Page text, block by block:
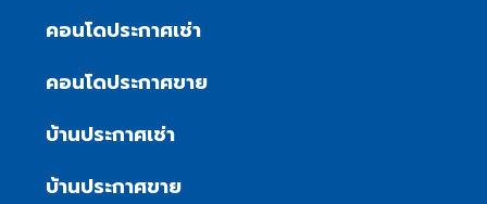
คอนโดประกาศเช่า
คอนโดประกาศขาย
บ้านประกาศเช่า
บ้านประกาศขาย